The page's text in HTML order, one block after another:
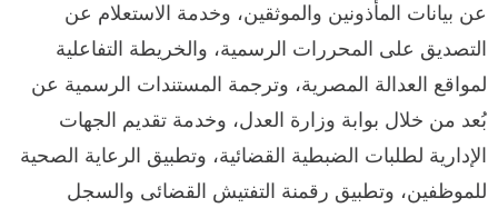
عن بيانات المأذونين والموثقين، وخدمة الاستعلام عن
التصديق على المحررات الرسمية، والخريطة التفاعلية
لمواقع العدالة المصرية، وترجمة المستندات الرسمية عن
بُعد من خلال بوابة وزارة العدل، وخدمة تقديم الجهات
الإدارية لطلبات الضبطية القضائية، وتطبيق الرعاية الصحية
للموظفين، وتطبيق رقمنة التفتيش القضائى والسجل